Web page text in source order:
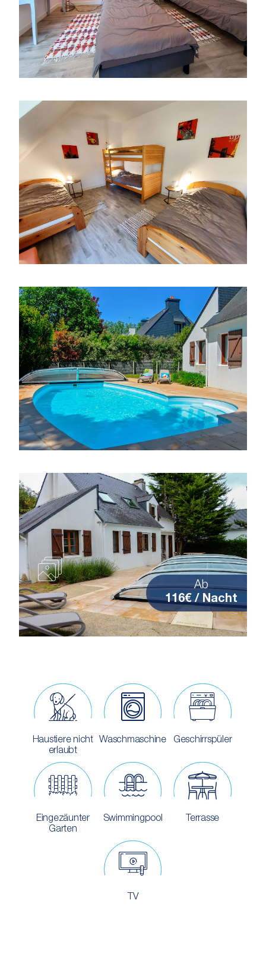
Ab
116€ / Nacht
Haustiere nicht
erlaubt
Waschmaschine Geschirrspüler
Eingezäunter
Garten
Swimmingpool Terrasse
TV